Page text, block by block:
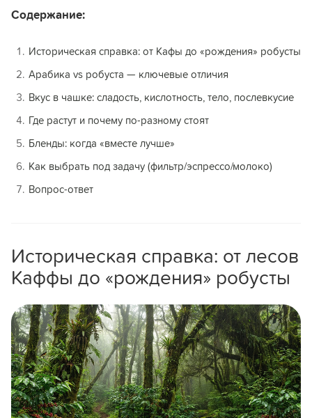
Содержание:
Историческая справка: от Кафы до «рождения» робусты
Арабика vs робуста — ключевые отличия
Вкус в чашке: сладость, кислотность, тело, послевкусие
Где растут и почему по-разному стоят
Бленды: когда «вместе лучше»
Как выбрать под задачу (фильтр/эспрессо/молоко)
Вопрос-ответ
Историческая справка: от лесов
Каффы до «рождения» робусты